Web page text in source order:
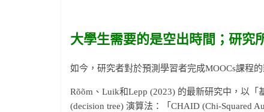
大學生需要的是空出時間；研究
如今，研究者對於預測學習者完成MOOCs課程
Rõõm、Luik和Lepp (2023) 的最新研究中，以
(decision tree) 演算法：「CHAID (Chi-Squared